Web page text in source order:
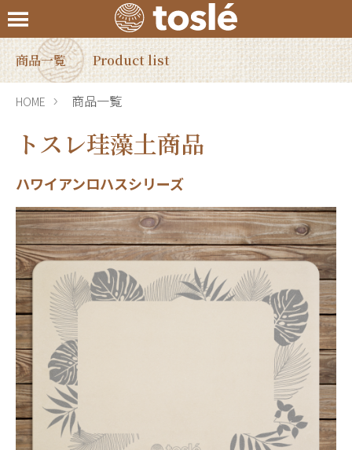
商品一覧 Product list
HOME 商品一覧
トスレ珪藻土商品
ハワイアンロハスシリーズ